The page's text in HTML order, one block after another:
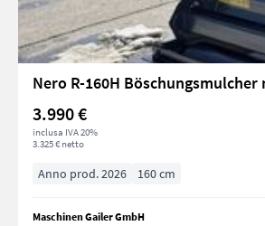
Nero R-160H
3.990 €
inclusa IVA 20%
3.325 € netto
Anno prod. 2026 160 cm
Maschinen Gailer GmbH